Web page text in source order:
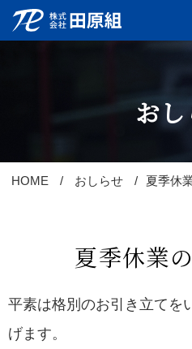
当社に
会社
先輩イン
お
HOME おしらせ 夏季休
夏季休業
平素は格別のお引き立てを
げます。